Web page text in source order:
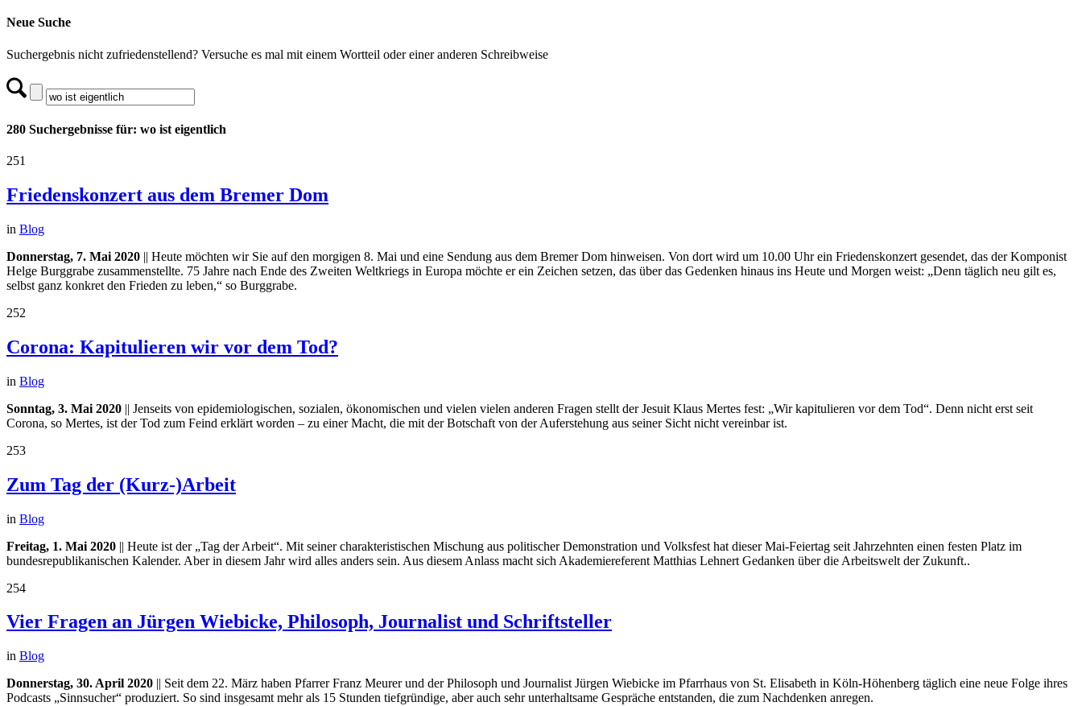
Neue Suche
Suchergebnis nicht zufriedenstellend? Versuche es mal mit einem Wortteil oder einer anderen Schreibweise
280 Suchergebnisse für: wo ist eigentlich
251
Friedenskonzert aus dem Bremer Dom
in Blog
Donnerstag, 7. Mai 2020 || Heute möchten wir Sie auf den morgigen 8. Mai und eine Sendung aus dem Bremer Dom hinweisen. Von dort wird um 10.00 Uhr ein Friedenskonzert gesendet, das der Komponist
Helge Burggrabe zusammenstellte. 75 Jahre nach Ende des Zweiten Weltkriegs in Europa möchte er ein Zeichen setzen, das über das Gedenken hinaus ins Heute und Morgen weist: „Denn täglich neu gilt es,
selbst ganz konkret den Frieden zu leben,“ so Burggrabe.
252
Corona: Kapitulieren wir vor dem Tod?
in Blog
Sonntag, 3. Mai 2020 || Jenseits von epidemiologischen, sozialen, ökonomischen und vielen vielen anderen Fragen stellt der Jesuit Klaus Mertes fest: „Wir kapitulieren vor dem Tod“. Denn nicht erst seit
Corona, so Mertes, ist der Tod zum Feind erklärt worden – zu einer Macht, die mit der Botschaft von der Auferstehung aus seiner Sicht nicht vereinbar ist.
253
Zum Tag der (Kurz-)Arbeit
in Blog
Freitag, 1. Mai 2020 || Heute ist der „Tag der Arbeit“. Mit seiner charakteristischen Mischung aus politischer Demonstration und Volksfest hat dieser Mai-Feiertag seit Jahrzehnten einen festen Platz im
bundesrepublikanischen Kalender. Aber in diesem Jahr wird alles anders sein. Aus diesem Anlass macht sich Akademiereferent Matthias Lehnert Gedanken über die Arbeitswelt der Zukunft..
254
Vier Fragen an Jürgen Wiebicke, Philosoph, Journalist und Schriftsteller
in Blog
Donnerstag, 30. April 2020 || Seit dem 22. März haben Pfarrer Franz Meurer und der Philosoph und Journalist Jürgen Wiebicke im Pfarrhaus von St. Elisabeth in Köln-Höhenberg täglich eine neue Folge ihres
Podcasts „Sinnsucher“ produziert. So sind insgesamt mehr als 15 Stunden tiefgründige, aber auch sehr unterhaltsame Gespräche entstanden, die zum Nachdenken anregen.